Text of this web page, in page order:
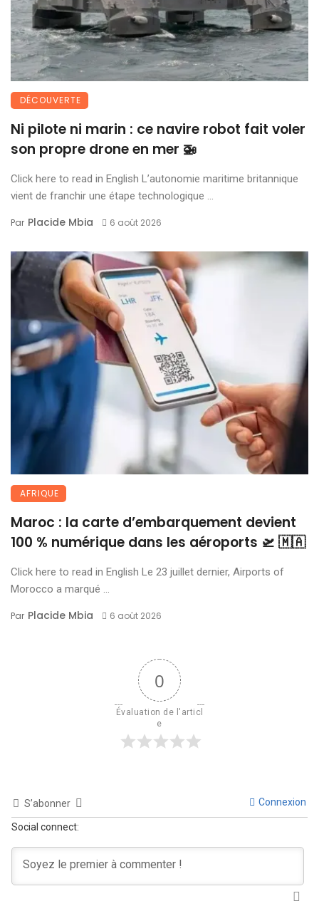
DÉCOUVERTE
Ni pilote ni marin : ce navire robot fait voler
son propre drone en mer 🚁
Click here to read in English L’autonomie maritime britannique
vient de franchir une étape technologique ...
Par Placide Mbia 6 août 2026
AFRIQUE
Maroc : la carte d’embarquement devient
100 % numérique dans les aéroports 🛫 🇲🇦
Click here to read in English Le 23 juillet dernier, Airports of
Morocco a marqué ...
Par Placide Mbia 6 août 2026
0
Évaluation de l'articl
e
S’abonner Connexion
Social connect: